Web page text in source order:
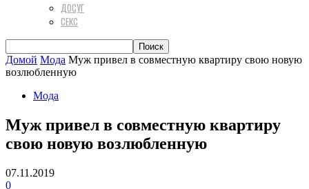
ДОСУГ
СЕКС
Домой Мода Муж привел в совместную квартиру свою новую
возлюбленную
Мода
Муж привел в совместную квартиру
свою новую возлюбленную
07.11.2019
0